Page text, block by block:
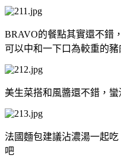
BRAVO的餐點其實還不錯
可以中和一下口為較重的豬
美生菜搭和風醬還不錯，
法國麵包建議沾濃湯一起
吧